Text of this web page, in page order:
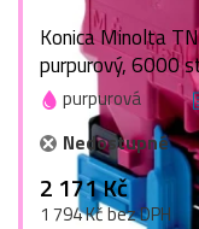
Konica Minolta
purpurový, 6000
purpurová
Nedostupné
2 171 Kč
1 794 Kč bez DPH